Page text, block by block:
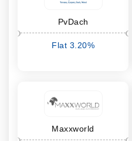
PvDach
Flat 3.20%
Maxxworld